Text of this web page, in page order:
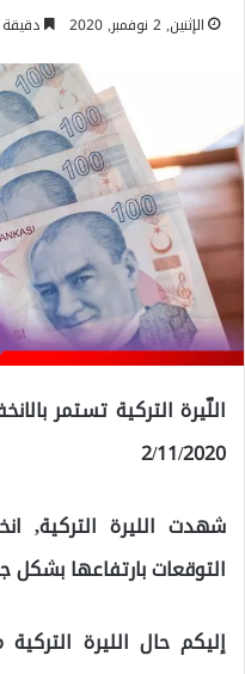
الإثنين, 2 نوفمبر, 2020
اللّيرة التركية تستمر
2/11/2020
شهدت الليرة التركية,
التوقعات بارتفاعها بشكل
إليكم حال الليرة